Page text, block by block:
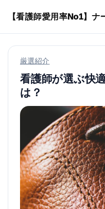
厳選紹介
看護師が選ぶ快
は？